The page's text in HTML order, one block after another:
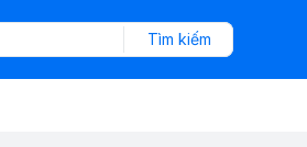
Tìm kiếm